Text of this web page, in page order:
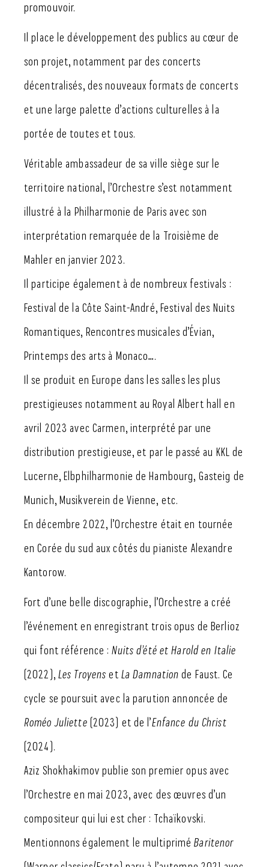
promouvoir.
Il place le développement des publics au cœur de
son projet, notamment par des concerts
décentralisés, des nouveaux formats de concerts
et une large palette d’actions culturelles à la
portée de toutes et tous.
Véritable ambassadeur de sa ville siège sur le
territoire national, l’Orchestre s’est notamment
illustré à la Philharmonie de Paris avec son
interprétation remarquée de la Troisième de
Mahler en janvier 2023.
Il participe également à de nombreux festivals :
Festival de la Côte Saint-André, Festival des Nuits
Romantiques, Rencontres musicales d’Évian,
Printemps des arts à Monaco….
Il se produit en Europe dans les salles les plus
prestigieuses notamment au Royal Albert hall en
avril 2023 avec Carmen, interprété par une
distribution prestigieuse, et par le passé au KKL de
Lucerne, Elbphilharmonie de Hambourg, Gasteig de
Munich, Musikverein de Vienne, etc.
En décembre 2022, l’Orchestre était en tournée
en Corée du sud aux côtés du pianiste Alexandre
Kantorow.
Fort d’une belle discographie, l’Orchestre a créé
l’événement en enregistrant trois opus de Berlioz
qui font référence : Nuits d’été et Harold en Italie
(2022), Les Troyens et La Damnation de Faust. Ce
cycle se poursuit avec la parution annoncée de
Roméo Juliette (2023) et de l’Enfance du Christ
(2024).
Aziz Shokhakimov publie son premier opus avec
l’Orchestre en mai 2023, avec des œuvres d’un
compositeur qui lui est cher : Tchaïkovski.
Mentionnons également le multipriméBaritenor